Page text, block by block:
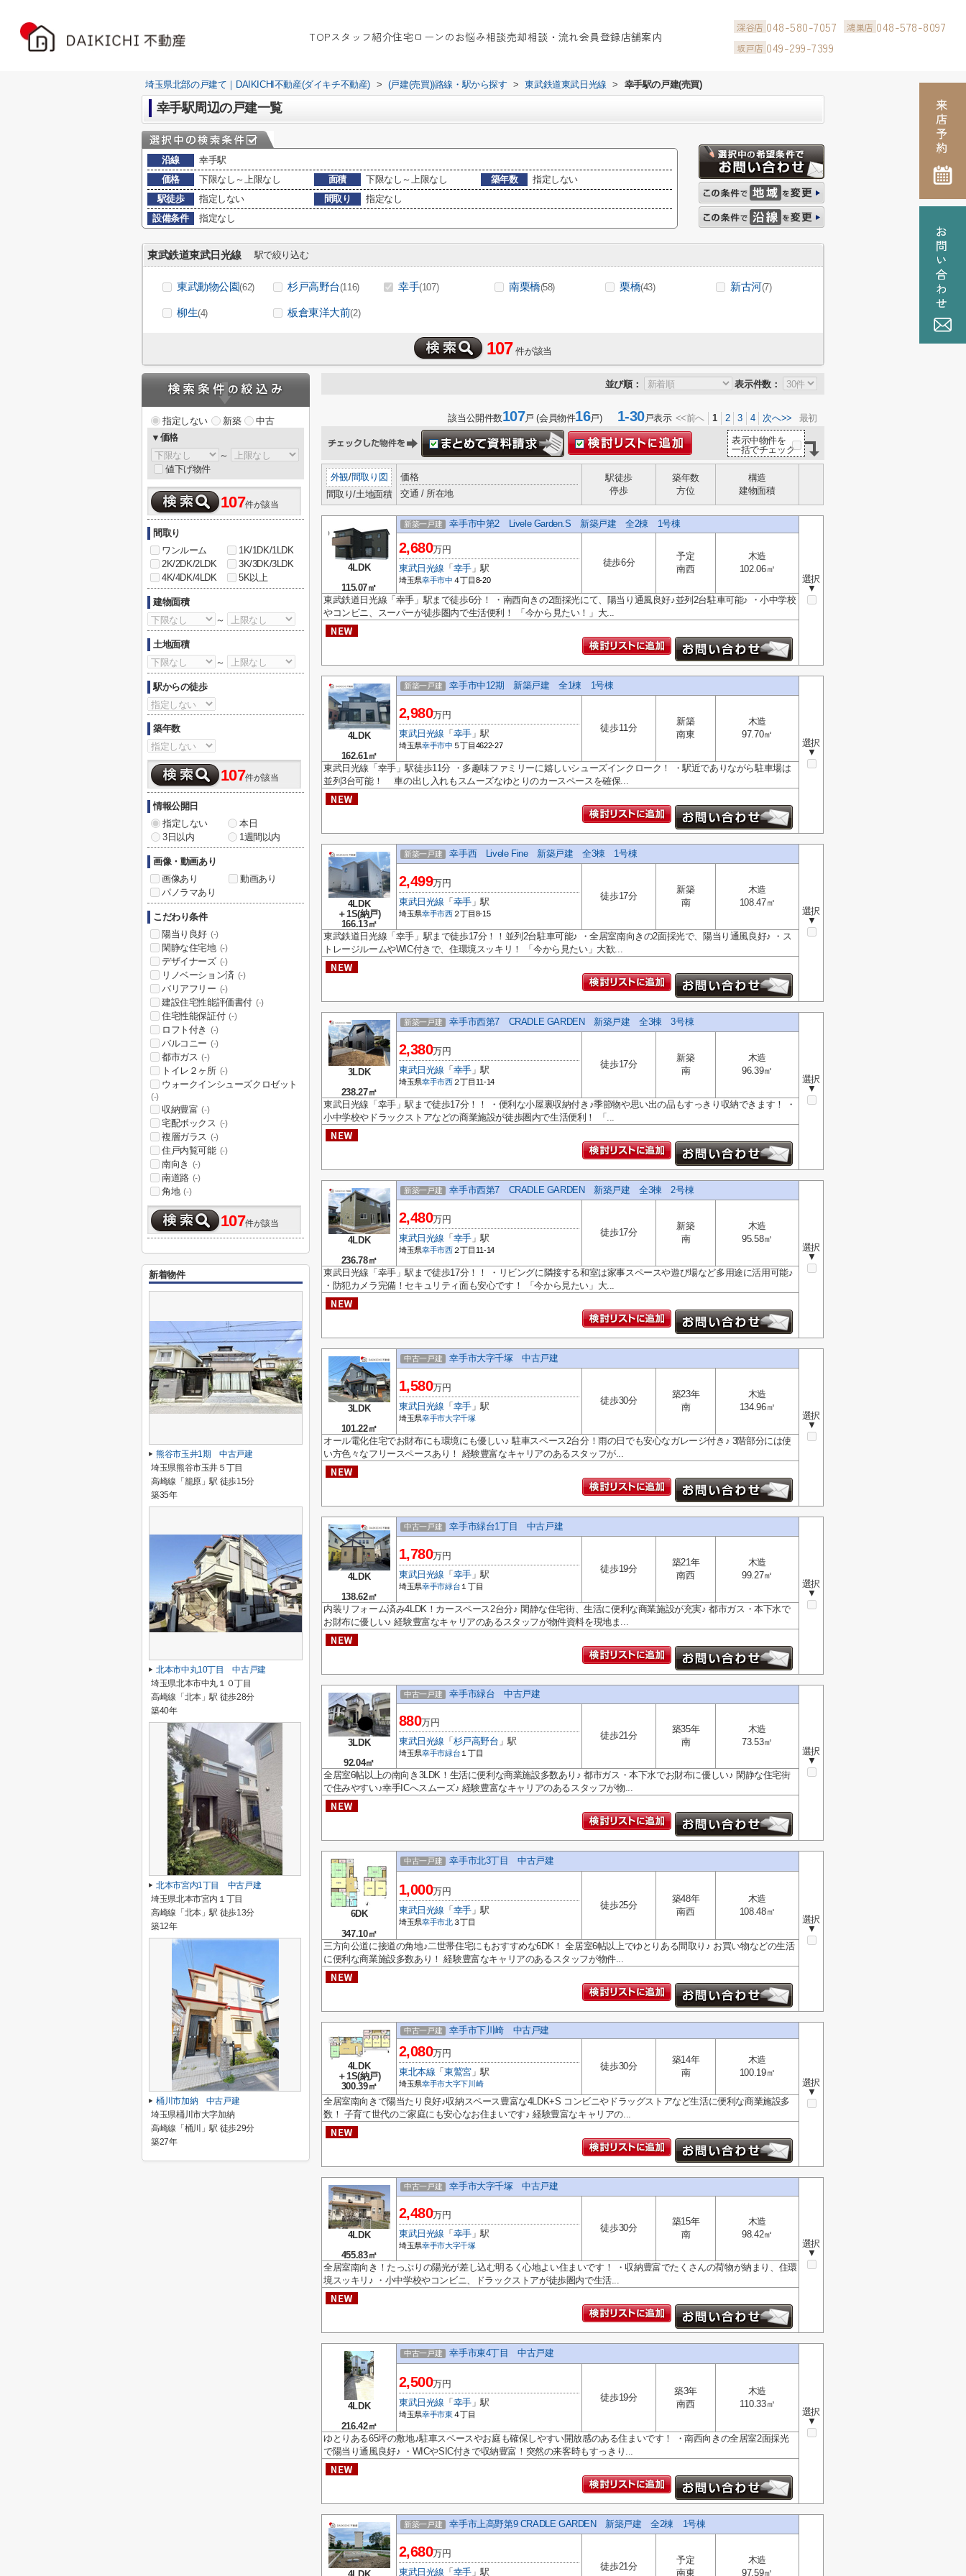
TOPスタッフ紹介住宅ローンのお悩み相談売却相談・流れ会員登録店舗案内
深谷店 048-580-7057 鴻巣店 048-578-8097
坂戸店 049-299-7399
埼玉県北部の戸建て｜DAIKICHI不動産(ダイキチ不動産) > (戸建(売買))路線・駅から探す > 東武鉄道東武日光線 > 幸手駅の戸建(売買)
幸手駅周辺の戸建一覧
沿線
幸手駅
価格
下限なし～上限なし 面積 下限なし～上限なし 築年数
指定しない
駅徒歩
指定しない 間取り
指定なし
設備条件
指定なし
東武鉄道東武日光線 駅で絞り込む
東武動物公園(62) 杉戸高野台(116) 幸手(107) 南栗橋(58) 栗橋(43) 新古河(7)
柳生(4) 板倉東洋大前(2)
107 件が該当
並び順： 表示件数：
該当公開件数107戸 (会員物件16戸)1-30戸表示 <<前へ 1 2 3 4 次へ>> 最初
表示中物件を
一括でチェック
外観/間取り図
間取り/土地面積
価格
交通 / 所在地
駅徒歩
停歩
築年数
方位
構造
建物面積
4LDK
115.07㎡
新築一戸建 幸手市中第2 Livele Garden.S 新築戸建 全2棟 1号棟
選択
▼
2,680万円
東武日光線 「 幸手」駅
埼玉県幸手市中 ４丁目8-20
徒歩6分
予定
南西
木造
102.06㎡
東武鉄道日光線「幸手」駅まで徒歩6分！ ・南西向きの2面採光にて、陽当り通風良好♪並列2台駐車可能♪ ・小中学校
やコンビニ、スーパーが徒歩圏内で生活便利！ 「今から見たい！」大...
4LDK
162.61㎡
新築一戸建 幸手市中12期 新築戸建 全1棟 1号棟
選択
▼
2,980万円
東武日光線 「 幸手」駅
埼玉県幸手市中 ５丁目4622-27
徒歩11分
新築
南東
木造
97.70㎡
東武日光線「幸手」駅徒歩11分 ・多趣味ファミリーに嬉しいシューズインクローク！ ・駅近でありながら駐車場は
並列3台可能！ 車の出し入れもスムーズなゆとりのカースペースを確保...
4LDK
＋1S(納戸)
166.13㎡
新築一戸建 幸手西 Livele Fine 新築戸建 全3棟 1号棟
選択
▼
2,499万円
東武日光線 「 幸手」駅
埼玉県幸手市西２丁目8-15
徒歩17分
新築
南
木造
108.47㎡
東武鉄道日光線「幸手」駅まで徒歩17分！！並列2台駐車可能♪ ・全居室南向きの2面採光で、陽当り通風良好♪ ・ス
トレージルームやWIC付きで、住環境スッキリ！ 「今から見たい」大歓...
3LDK
238.27㎡
新築一戸建 幸手市西第7 CRADLE GARDEN 新築戸建 全3棟 3号棟
選択
▼
2,380万円
東武日光線 「 幸手」駅
埼玉県幸手市西２丁目11-14
徒歩17分
新築
南
木造
96.39㎡
東武日光線「幸手」駅まで徒歩17分！！ ・便利な小屋裏収納付き♪季節物や思い出の品もすっきり収納できます！ ・
小中学校やドラックストアなどの商業施設が徒歩圏内で生活便利！ 「...
4LDK
236.78㎡
新築一戸建 幸手市西第7 CRADLE GARDEN 新築戸建 全3棟 2号棟
選択
▼
2,480万円
東武日光線 「 幸手」駅
埼玉県幸手市西２丁目11-14
徒歩17分
新築
南
木造
95.58㎡
東武日光線「幸手」駅まで徒歩17分！！ ・リビングに隣接する和室は家事スペースや遊び場など多用途に活用可能♪
・防犯カメラ完備！セキュリティ面も安心です！ 「今から見たい」大...
3LDK
101.22㎡
中古一戸建 幸手市大字千塚 中古戸建
選択
▼
1,580万円
東武日光線 「 幸手」駅
埼玉県幸手市大字千塚
徒歩30分
築23年
南
木造
134.96㎡
オール電化住宅でお財布にも環境にも優しい♪ 駐車スペース2台分！雨の日でも安心なガレージ付き♪ 3階部分には使
い方色々なフリースペースあり！ 経験豊富なキャリアのあるスタッフが...
4LDK
138.62㎡
中古一戸建 幸手市緑台1丁目 中古戸建
選択
▼
1,780万円
東武日光線 「 幸手」駅
埼玉県幸手市緑台 １丁目
徒歩19分
築21年
南西
木造
99.27㎡
内装リフォーム済み4LDK！カースペース2台分♪ 閑静な住宅街、生活に便利な商業施設が充実♪ 都市ガス・本下水で
お財布に優しい♪ 経験豊富なキャリアのあるスタッフが物件資料を現地ま...
3LDK
92.04㎡
中古一戸建 幸手市緑台 中古戸建
選択
▼
880万円
東武日光線 「 杉戸高野台 」駅
埼玉県幸手市緑台 １丁目
徒歩21分
築35年
南
木造
73.53㎡
全居室6帖以上の南向き3LDK！生活に便利な商業施設多数あり♪ 都市ガス・本下水でお財布に優しい♪ 閑静な住宅街
で住みやすい♪幸手ICへスムーズ♪ 経験豊富なキャリアのあるスタッフが物...
6DK
347.10㎡
中古一戸建 幸手市北3丁目 中古戸建
選択
▼
1,000万円
東武日光線 「 幸手」駅
埼玉県幸手市北３丁目
徒歩25分
築48年
南西
木造
108.48㎡
三方向公道に接道の角地♪二世帯住宅にもおすすめな6DK！ 全居室6帖以上でゆとりある間取り♪ お買い物などの生活
に便利な商業施設多数あり！ 経験豊富なキャリアのあるスタッフが物件...
4LDK
＋1S(納戸)
300.39㎡
中古一戸建 幸手市下川崎 中古戸建
選択
▼
2,080万円
東北本線 「東鷲宮」駅
埼玉県幸手市大字下川崎
徒歩30分
築14年
南
木造
100.19㎡
全居室南向きで陽当たり良好♪収納スペース豊富な4LDK+S コンビニやドラッグストアなど生活に便利な商業施設多
数！ 子育て世代のご家庭にも安心なお住まいです♪ 経験豊富なキャリアの...
4LDK
455.83㎡
中古一戸建 幸手市大字千塚 中古戸建
選択
▼
2,480万円
東武日光線 「 幸手」駅
埼玉県幸手市大字千塚
徒歩30分
築15年
南
木造
98.42㎡
全居室南向き！たっぷりの陽光が差し込む明るく心地よい住まいです！ ・収納豊富でたくさんの荷物が納まり、住環
境スッキリ♪ ・小中学校やコンビニ、ドラックストアが徒歩圏内で生活...
4LDK
216.42㎡
中古一戸建 幸手市東4丁目 中古戸建
選択
▼
2,500万円
東武日光線 「 幸手」駅
埼玉県幸手市東４丁目
徒歩19分
築3年
南西
木造
110.33㎡
ゆとりある65坪の敷地♪駐車スペースやお庭も確保しやすい開放感のある住まいです！ ・南西向きの全居室2面採光
で陽当り通風良好♪ ・WICやSIC付きで収納豊富！突然の来客時もすっきり...
新築一戸建 幸手市上高野第9 CRADLE GARDEN 新築戸建 全2棟 1号棟
2,680万円
東武日光線 「 幸手」駅
徒歩21分
予定
南東
木造
97.59㎡
指定しない 新築
中古
▼価格
～
値下げ物件
107件が該当
間取り
ワンルーム
1K/1DK/1LDK
2K/2DK/2LDK
3K/3DK/3LDK
4K/4DK/4LDK
5K以上
建物面積
～
土地面積
～
駅からの徒歩
築年数
107件が該当
情報公開日
指定しない
本日
3日以内
1週間以内
画像・動画あり
画像あり
動画あり
パノラマあり
こだわり条件
陽当り良好 (-)
閑静な住宅地 (-)
デザイナーズ (-)
リノベーション済 (-)
バリアフリー (-)
建設住宅性能評価書付 (-)
住宅性能保証付 (-)
ロフト付き (-)
バルコニー (-)
都市ガス (-)
トイレ２ヶ所 (-)
ウォークインシューズクロゼット
(-)
収納豊富 (-)
宅配ボックス (-)
複層ガラス (-)
住戸内覧可能 (-)
南向き (-)
南道路 (-)
角地 (-)
107件が該当
新着物件
熊谷市玉井1期 中古戸建
埼玉県熊谷市玉井５丁目
高崎線「籠原」駅 徒歩15分
築35年
北本市中丸10丁目 中古戸建
埼玉県北本市中丸１０丁目
高崎線「北本」駅 徒歩28分
築40年
北本市宮内1丁目 中古戸建
埼玉県北本市宮内１丁目
高崎線「北本」駅 徒歩13分
築12年
桶川市加納 中古戸建
埼玉県桶川市大字加納
高崎線「桶川」駅 徒歩29分
築27年